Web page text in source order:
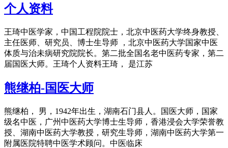
个人资料
王琦中医学家，中国工程院院士，北京中医药大学终身教授、
主任医师、研究员、博士生导师 ，北京中医药大学国家中医
体质与治未病研究院院长。第二批全国名老中医药专家，第二
届国医大师。王琦个人资料王琦， 是江苏
熊继柏-国医大师
熊继柏， 男，1942年出生，湖南石门县人。国医大师，国家
级名中医，广州中医药大学博士生导师，香港浸会大学荣誉教
授、湖南中医药大学教授，研究生导师，湖南中医药大学第一
附属医院特聘中医学术顾问。中医临床